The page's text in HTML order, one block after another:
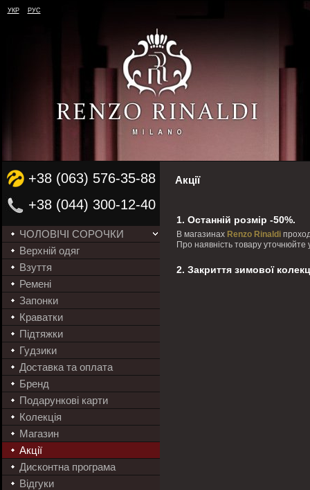
УКР РУС
+38 (063) 576-35-88
+38 (044) 300-12-40
ЧОЛОВІЧІ СОРОЧКИ
Верхній одяг
Взуття
Ремені
Запонки
Краватки
Підтяжки
Гудзики
Доставка та оплата
Бренд
Подарункові карти
Колекція
Магазин
Акції
Дисконтна програма
Відгуки
Акції
1. Останній розмір -50%.
В магазинах Renzo Rinaldi
Про наявність товару уточнюйте
2. Закриття зимової